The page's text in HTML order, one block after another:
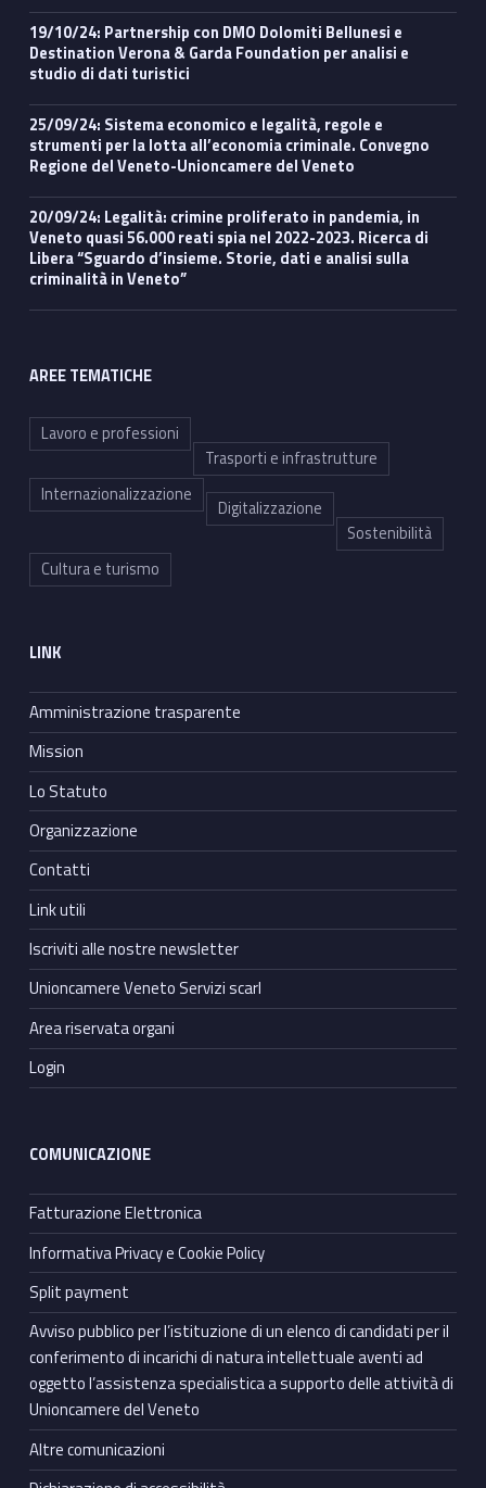
19/10/24: Partnership con DMO Dolomiti Bellunesi e
Destination Verona & Garda Foundation per analisi e
studio di dati turistici
25/09/24: Sistema economico e legalità, regole e
strumenti per la lotta all’economia criminale. Convegno
Regione del Veneto-Unioncamere del Veneto
20/09/24: Legalità: crimine proliferato in pandemia, in
Veneto quasi 56.000 reati spia nel 2022-2023. Ricerca di
Libera “Sguardo d’insieme. Storie, dati e analisi sulla
criminalità in Veneto”
AREE TEMATICHE
Lavoro e professioni
Trasporti e infrastrutture
Internazionalizzazione
Digitalizzazione
Sostenibilità
Cultura e turismo
LINK
Amministrazione trasparente
Mission
Lo Statuto
Organizzazione
Contatti
Link utili
Iscriviti alle nostre newsletter
Unioncamere Veneto Servizi scarl
Area riservata organi
Login
COMUNICAZIONE
Fatturazione Elettronica
Informativa Privacy e Cookie Policy
Split payment
Avviso pubblico per l’istituzione di un elenco di candidati per il
conferimento di incarichi di natura intellettuale aventi ad
oggetto l’assistenza specialistica a supporto delle attività di
Unioncamere del Veneto
Altre comunicazioni